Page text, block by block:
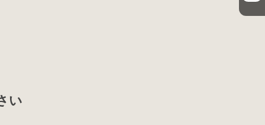
い